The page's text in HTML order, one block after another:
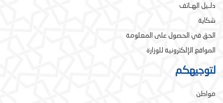
دلـيل الهـاتف
شكاية
الحق في الحصول على المعلومة
المواقع الإلكترونية للوزارة
لتوجيهكم
مواطن